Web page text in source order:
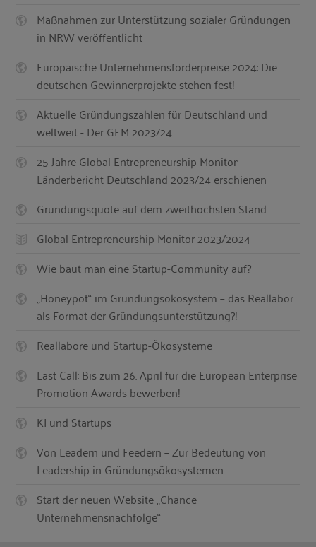
Maßnahmen zur Unterstützung sozialer Gründungen
in NRW veröffentlicht
Europäische Unternehmensförderpreise 2024: Die
deutschen Gewinnerprojekte stehen fest!
Aktuelle Gründungszahlen für Deutschland und
weltweit - Der GEM 2023/24
25 Jahre Global Entrepreneurship Monitor:
Länderbericht Deutschland 2023/24 erschienen
Gründungsquote auf dem zweithöchsten Stand
Global Entrepreneurship Monitor 2023/2024
Wie baut man eine Startup-Community auf?
„Honeypot“ im Gründungsökosystem – das Reallabor
als Format der Gründungsunterstützung?!
Reallabore und Startup-Ökosysteme
Last Call: Bis zum 26. April für die European Enterprise
Promotion Awards bewerben!
KI und Startups
Von Leadern und Feedern – Zur Bedeutung von
Leadership in Gründungsökosystemen
Start der neuen Website „Chance
Unternehmensnachfolge“